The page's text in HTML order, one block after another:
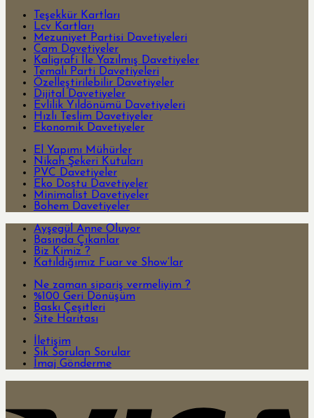
Teşekkür Kartları
Lcv Kartları
Mezuniyet Partisi Davetiyeleri
Cam Davetiyeler
Kaligrafi İle Yazılmış Davetiyeler
Temalı Parti Davetiyeleri
Özelleştirilebilir Davetiyeler
Dijital Davetiyeler
Evlilik Yıldönümü Davetiyeleri
Hızlı Teslim Davetiyeler
Ekonomik Davetiyeler
El Yapımı Mühürler
Nikah Şekeri Kutuları
PVC Davetiyeler
Eko Dostu Davetiyeler
Minimalist Davetiyeler
Bohem Davetiyeler
Ayşegül Anne Oluyor
Basında Çıkanlar
Biz Kimiz ?
Katıldığımız Fuar ve Show’lar
Ne zaman sipariş vermeliyim ?
%100 Geri Dönüşüm
Baskı Çeşitleri
Site Haritası
İletişim
Sık Sorulan Sorular
İmaj Gönderme